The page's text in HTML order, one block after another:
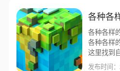
各种各
各种各样
各种各样
这里找到
版本，闪
发布时间